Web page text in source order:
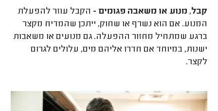
קבל, מנוע או משאבה פגומים - הקבל עוזר להפעלת
המנוע. אם הוא נשרף או שחוק, ייתכן שהמדיח מקצר
ברגע שמתחיל מחזור ההפעלה. גם מנועים או משאבות
ישנות, במיוחד אם חדרו אליהם מים, עלולים לגרום
לקצר.